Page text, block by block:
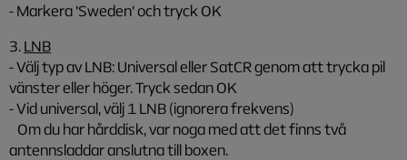
- Markera 'Sweden' och tryck OK
3.LNB
- Välj typ av LNB: Universal eller SatCR genom att trycka pil
vänster eller höger. Tryck sedan OK
- Vid universal, välj 1 LNB (ignorera frekvens)
Om du har hårddisk, var noga med att det finns två
antennsladdar anslutna till boxen.